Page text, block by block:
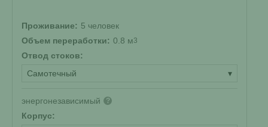
Проживание: 5 человек
Объем переработки: 0.8 м3
Отвод стоков:
Самотечный
▾
энергонезависимый ?
Корпус: